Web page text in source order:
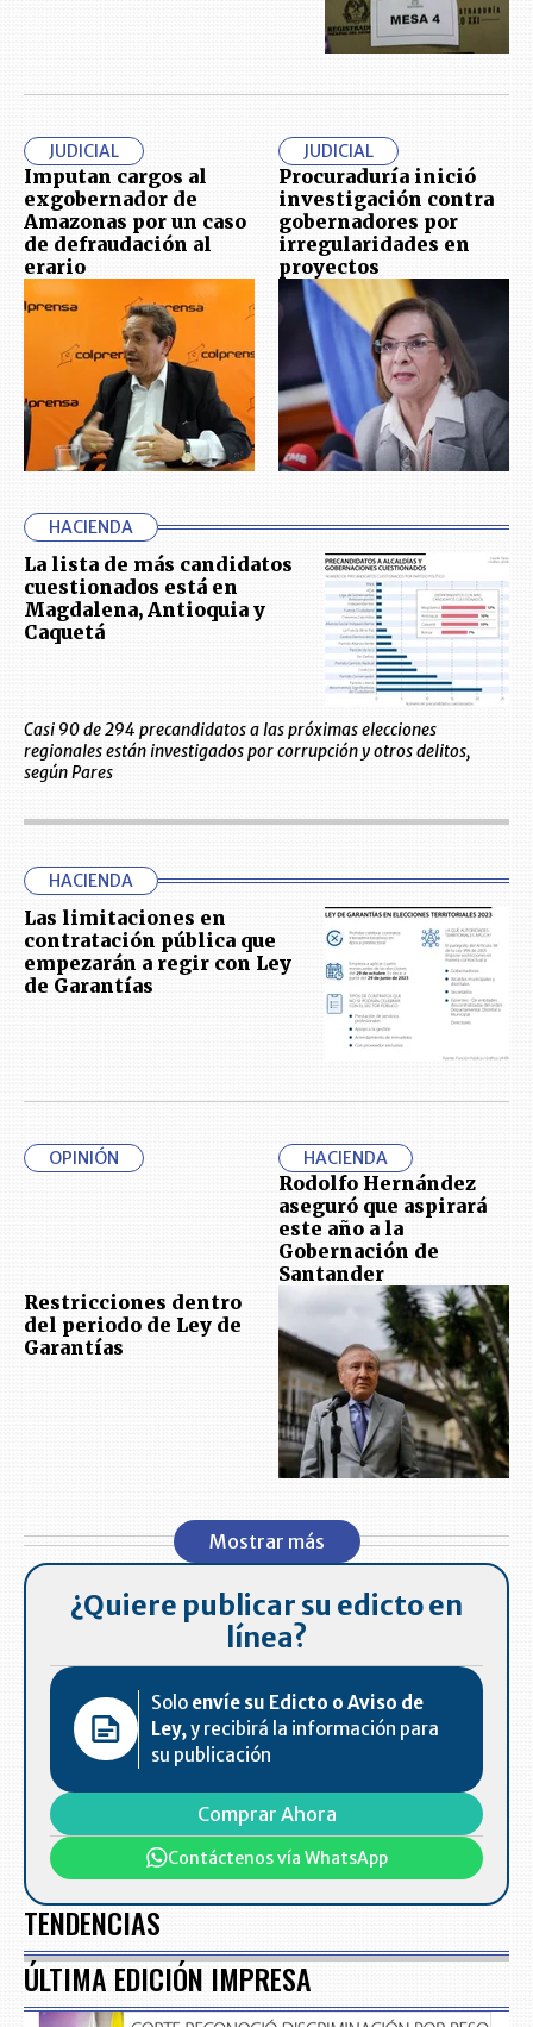
JUDICIAL
Imputan cargos al
exgobernador de
Amazonas por un caso
de defraudación al
erario
JUDICIAL
Procuraduría inició
investigación contra
gobernadores por
irregularidades en
proyectos
HACIENDA
La lista de más candidatos
cuestionados está en
Magdalena, Antioquia y
Caquetá
Casi 90 de 294 precandidatos a las próximas elecciones
regionales están investigados por corrupción y otros delitos,
según Pares
HACIENDA
Las limitaciones en
contratación pública que
empezarán a regir con Ley
de Garantías
OPINIÓN
Restricciones dentro
del periodo de Ley de
Garantías
HACIENDA
Rodolfo Hernández
aseguró que aspirará
este año a la
Gobernación de
Santander
Mostrar más
¿Quiere publicar su edicto en
línea?
Solo envíe su Edicto o Aviso de
Ley,y recibirá la información para
su publicación
Comprar Ahora
Contáctenos vía WhatsApp
TENDENCIAS
ÚLTIMA EDICIÓN IMPRESA